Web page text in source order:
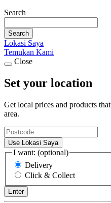
Search
Search
Lokasi Saya
Temukan Kami
Close
Set your location
Get local prices and products
area.
Use Lokasi Saya
I want: (optional)
Delivery
Click & Collect
Enter